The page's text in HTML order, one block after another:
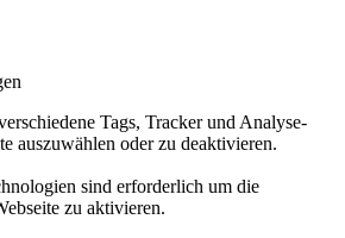
Tags, Tracker und Analyse-
auszuwählen oder zu deaktivieren.
sind erforderlich um die
zu aktivieren.